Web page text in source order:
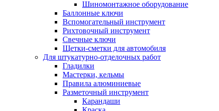
Шиномонтажное оборудование
Баллонные ключи
Вспомогательный инструмент
Рихтовочный инструмент
Свечные ключи
Щетки-сметки для автомобиля
Для штукатурно-отделочных работ
Гладилки
Мастерки, кельмы
Правила алюминиевые
Разметочный инструмент
Карандаши